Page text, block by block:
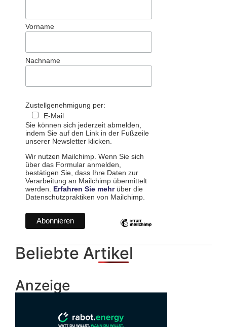
Vorname
Nachname
Zustellgenehmigung per:
E-Mail
Sie können sich jederzeit abmelden,
indem Sie auf den Link in der Fußzeile
unserer Newsletter klicken.
Wir nutzen Mailchimp. Wenn Sie sich
über das Formular anmelden,
bestätigen Sie, dass Ihre Daten zur
Verarbeitung an Mailchimp übermittelt
werden. Erfahren Sie mehrüber die
Datenschutzpraktiken von Mailchimp.
Beliebte Artikel
Anzeige